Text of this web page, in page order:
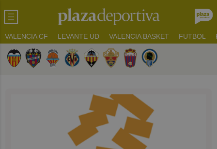
VALENCIA CF LEVANTE UD VALENCIA BASKET FUTBOL